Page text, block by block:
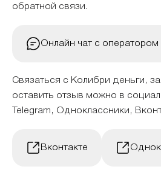
обратной связи.
Онлайн чат с
Связаться с Колибри деньги,
оставить отзыв можно в
Telegram, Одноклассники,
Вконтакте